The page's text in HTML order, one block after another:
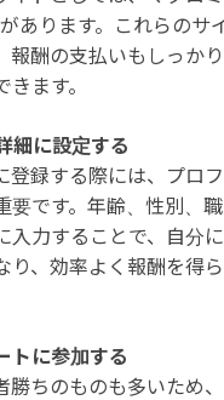
あります。これらのサ
報酬の支払いもしっか
ます。
細に設定する
登録する際には、プロ
要です。年齢、性別、
入力することで、自分
り、効率よく報酬を得
トに参加する
勝ちのものも多いため